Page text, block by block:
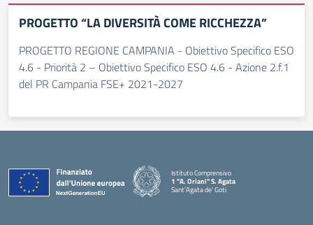
PROGETTO “LA DIVERSITÀ COME RICCHEZZA”
PROGETTO REGIONE CAMPANIA - Obiettivo Specifico ESO
4.6 - Priorità 2 – Obiettivo Specifico ESO 4.6 - Azione 2.f.1
del PR Campania FSE+ 2021-2027
Istituto Comprensivo
1 "A. Oriani" S. Agata
Sant'Agata de' Goti
— Visita la pagina iniziale della scuola